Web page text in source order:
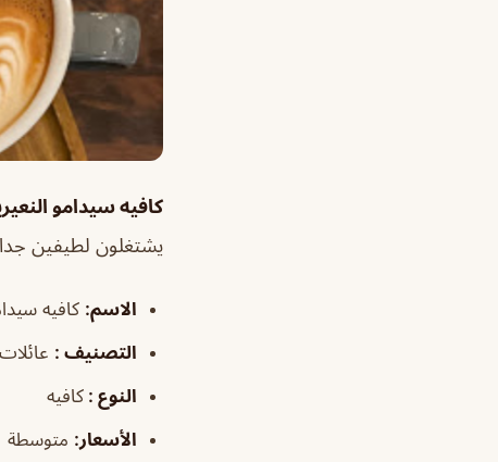
كافيه سيدامو
يشتغلون لطيفين جدا
الاسم: كافيه
التصنيف :
النوع : كافيه
الأسعار: متوسطة